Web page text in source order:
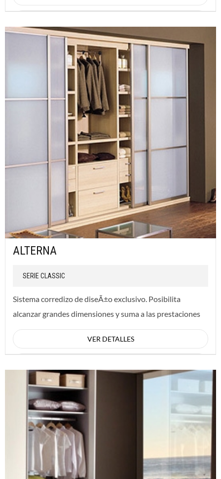
ALTERNA
SERIE CLASSIC
Sistema corredizo de diseÃ±o exclusivo. Posibilita
alcanzar grandes dimensiones y suma a las prestaciones
del modelo Alterna, el detalle de division...
VER DETALLES